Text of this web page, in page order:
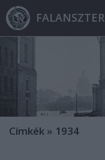
FALANSZTER
Címkék » 1934